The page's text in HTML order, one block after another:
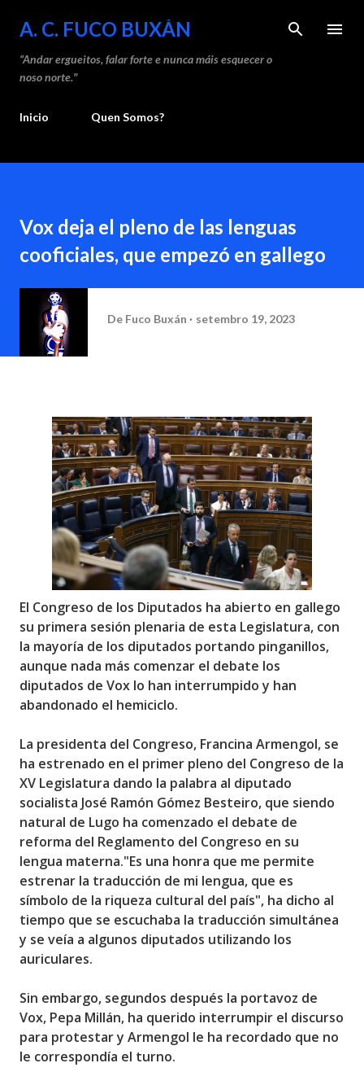
Saltar ao contido principal
A. C. FUCO BUXÁN
“Andar ergueitos, falar forte e nunca máis esquecer o
noso norte."
Inicio Quen Somos?
Vox deja el pleno de las lenguas
cooficiales, que empezó en gallego
De Fuco Buxán setembro 19, 2023
El Congreso de los Diputados ha abierto en gallego
su primera sesión plenaria de esta Legislatura, con
la mayoría de los diputados portando pinganillos,
aunque nada más comenzar el debate los
diputados de Vox lo han interrumpido y han
abandonado el hemiciclo.
La presidenta del Congreso, Francina Armengol, se
ha estrenado en el primer pleno del Congreso de la
XV Legislatura dando la palabra al diputado
socialista José Ramón Gómez Besteiro, que siendo
natural de Lugo ha comenzado el debate de
reforma del Reglamento del Congreso en su
lengua materna."Es una honra que me permite
estrenar la traducción de mi lengua, que es
símbolo de la riqueza cultural del país", ha dicho al
tiempo que se escuchaba la traducción simultánea
y se veía a algunos diputados utilizando los
auriculares.
Sin embargo, segundos después la portavoz de
Vox, Pepa Millán, ha querido interrumpir el discurso
para protestar y Armengol le ha recordado que no
le correspondía el turno.